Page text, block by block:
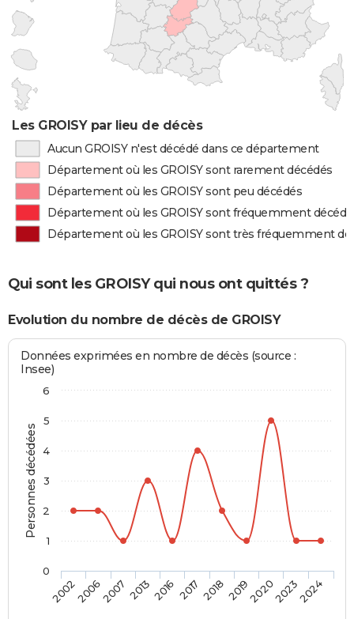
Les GROISY par lieu de décès
Aucun GROISY n'est décédé dans ce département
Département où les GROISY sont rarement décédés
Département où les GROISY sont peu décédés
Département où les GROISY sont fréquemment
Département où les GROISY sont très fréquemment
Qui sont les GROISY qui nous ont quittés ?
Evolution du nombre de décès de GROISY
Personnes décédées
Données exprimées en nombre de décès (source :
Insee)
200220062007 20132016 2017 20182019202020232024
0
1
2
3
4
5
6